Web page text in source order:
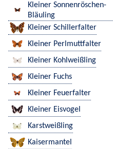
Kleiner Sonnenröschen-
Bläuling
Kleiner Schillerfalter
Kleiner Perlmuttfalter
Kleiner Kohlweißling
Kleiner Fuchs
Kleiner Feuerfalter
Kleiner Eisvogel
Karstweißling
Kaisermantel